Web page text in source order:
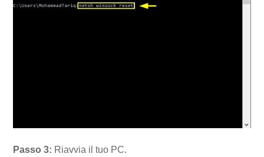
Passo 3: Riavvia il tuo PC.